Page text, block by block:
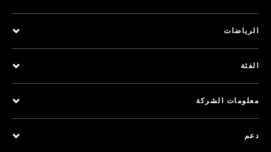
الرياضات
الفئة
معلومات الشركة
دعم